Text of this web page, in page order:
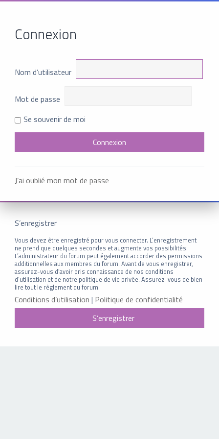
Connexion
Nom d’utilisateur
Mot de passe
Se souvenir de moi
J’ai oublié mon mot de passe
S’enregistrer
Vous devez être enregistré pour vous connecter. L’enregistrement
ne prend que quelques secondes et augmente vos possibilités.
L’administrateur du forum peut également accorder des permissions
additionnelles aux membres du forum. Avant de vous enregistrer,
assurez-vous d’avoir pris connaissance de nos conditions
d’utilisation et de notre politique de vie privée. Assurez-vous de bien
lire tout le règlement du forum.
Conditions d’utilisation | Politique de confidentialité
S’enregistrer